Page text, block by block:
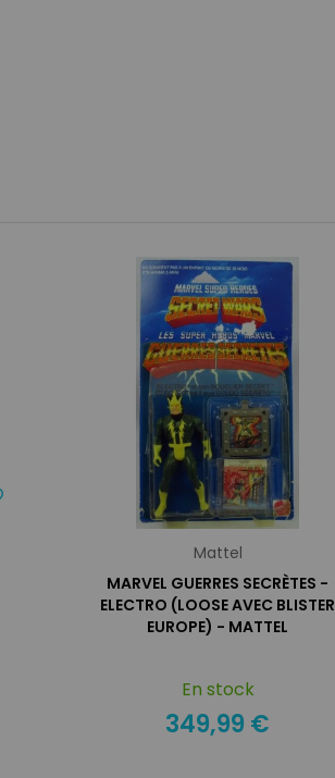
Mattel
MARVEL GUERRES SECRÈTES -
ELECTRO (LOOSE AVEC BLISTER
EUROPE) - MATTEL
En stock
349,99 €